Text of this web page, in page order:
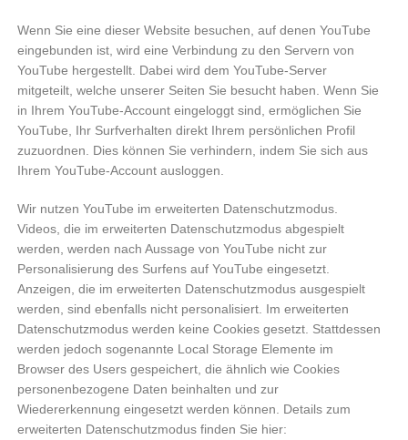
Wenn Sie eine dieser Website besuchen, auf denen YouTube
eingebunden ist, wird eine Verbindung zu den Servern von
YouTube hergestellt. Dabei wird dem YouTube-Server
mitgeteilt, welche unserer Seiten Sie besucht haben. Wenn Sie
in Ihrem YouTube-Account eingeloggt sind, ermöglichen Sie
YouTube, Ihr Surfverhalten direkt Ihrem persönlichen Profil
zuzuordnen. Dies können Sie verhindern, indem Sie sich aus
Ihrem YouTube-Account ausloggen.
Wir nutzen YouTube im erweiterten Datenschutzmodus.
Videos, die im erweiterten Datenschutzmodus abgespielt
werden, werden nach Aussage von YouTube nicht zur
Personalisierung des Surfens auf YouTube eingesetzt.
Anzeigen, die im erweiterten Datenschutzmodus ausgespielt
werden, sind ebenfalls nicht personalisiert. Im erweiterten
Datenschutzmodus werden keine Cookies gesetzt. Stattdessen
werden jedoch sogenannte Local Storage Elemente im
Browser des Users gespeichert, die ähnlich wie Cookies
personenbezogene Daten beinhalten und zur
Wiedererkennung eingesetzt werden können. Details zum
erweiterten Datenschutzmodus finden Sie hier: